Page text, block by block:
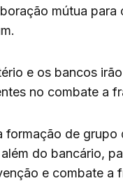
mútua
e os bancos
no combate a
formação de
do bancário,
e combate a